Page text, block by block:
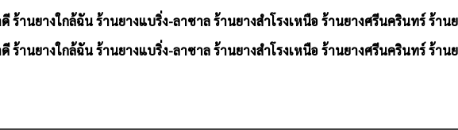
ร้านยางใกล้ฉัน ร้านยางแบริ่ง-ลาซาล ร้านยางสำโรงเหนือ ร้านยางศรีนครินทร์ ร้า
ร้านยางใกล้ฉัน ร้านยางแบริ่ง-ลาซาล ร้านยางสำโรงเหนือ ร้านยางศรีนครินทร์ ร้า